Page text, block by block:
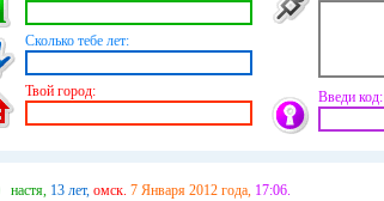
Сколько тебе лет:
Твой город: Введи код:
настя, 13 лет, омск. 7 Января 2012 года, 17:06.